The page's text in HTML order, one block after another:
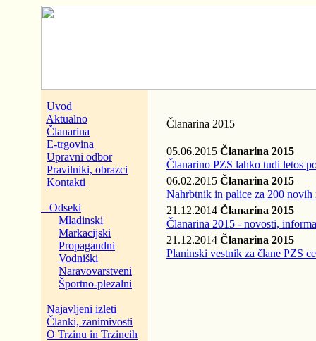
Uvod
Aktualno
Članarina
E-trgovina
Upravni odbor
Pravilniki, obrazci
Kontakti
Odseki
Mladinski
Markacijski
Propagandni
Vodniški
Naravovarstveni
Športno-plezalni
Najavljeni izleti
Članki, zanimivosti
O Trzinu in Trzincih
Članarina 2015
05.06.2015 Članarina 2015
Članarino PZS lahko tudi letos
06.02.2015 Članarina 2015
Nahrbtnik in palice za 200
21.12.2014 Članarina 2015
Članarina 2015 - novosti,
21.12.2014 Članarina 2015
Planinski vestnik za člane PZS